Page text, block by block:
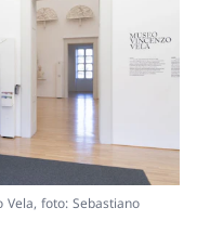
foto: Sebastiano